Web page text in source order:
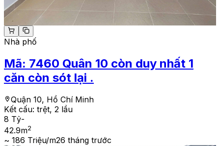
Nhà phố
Mã: 7460 Quân 10 còn duy nhất 1
căn còn sót lại .
Quận 10, Hồ Chí Minh
Kết cấu: trệt, 2 lầu
8 Tỷ-
42.9m2
~ 186 Triệu/m26 tháng trước